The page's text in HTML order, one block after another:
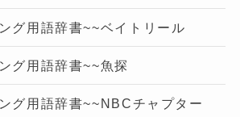
グ用語辞書~~ベイトリール
グ用語辞書~~魚探
グ用語辞書~~NBCチャプター